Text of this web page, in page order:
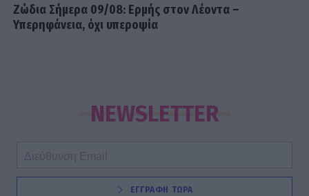
Ζώδια Σήμερα 09/08: Ερμής στον Λέοντα –
Υπερηφάνεια, όχι υπεροψία
NEWSLETTER
ΕΓΓΡΑΦΗ ΤΩΡΑ